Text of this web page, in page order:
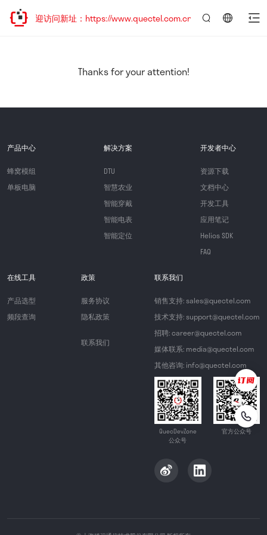
移，欢迎访问新址：https://www.quectel.com.cn
Thanks for your attention!
产品中心
蜂窝模组
单板电脑
解决方案
DTU
智慧农业
智能穿戴
智能电表
智能定位
开发者中心
资源下载
文档中心
开发工具
应用笔记
Helios SDK
FAQ
在线工具
产品选型
频段查询
政策
服务协议
隐私政策
联系我们
联系我们
销售支持: sales@quectel.com
技术支持: support@quectel.com
招聘: career@quectel.com
媒体联系: media@quectel.com
其他咨询: info@quectel.com
QuecDevZone
公众号
官方公众号